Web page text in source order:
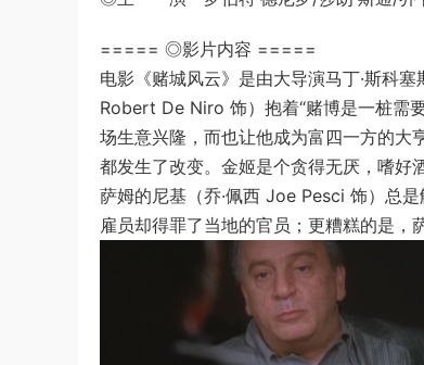
===== ◎影片内容 =====
电影《赌城风云》是由大导演马丁·斯科塞
Robert De Niro 饰）抱着“赌博是一桩需
场生意兴隆，而也让他成为富四一方的大
都发生了改变。金姬是个贪得无厌，嗜好
萨姆的尼基（乔·佩西 Joe Pesci 饰）总
雇员却得罪了当地的官员；更糟糕的是